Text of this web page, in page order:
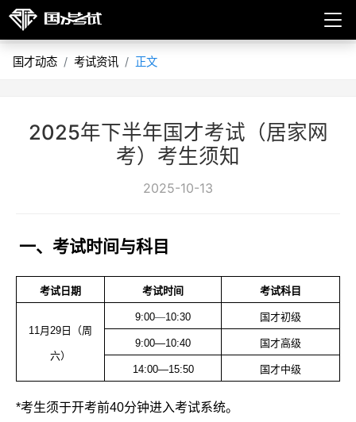
国才动态 考试资讯 正文
2025年下半年国才考试（居家网
考）考生须知
2025-10-13
一、 考试时间与科目
考试日期 考试时间 考试科目
11月29日（周
六）
9:00—10:30 国才初级
9:00—10:40 国才高级
14:00—15:50 国才中级
*考生须于开考前40分钟进入考试系统。